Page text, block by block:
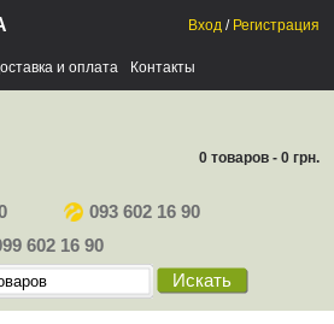
и оплата Контакты
Вход / Регистрация
093 602 16 90
602 16 90
Искать
0 товаров - 0 грн.